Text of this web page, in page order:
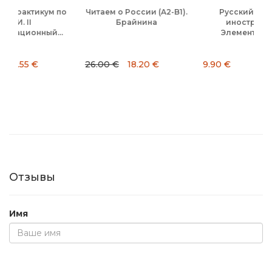
Читаем о России (А2-B1).
26.00 € 18.20 €
Русский язык как
иностранный.
Элементарный...
9.90 €
Отзывы
Имя